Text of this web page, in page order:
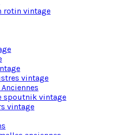
rotin vintage
vintage
spoutnik vintage
vintage